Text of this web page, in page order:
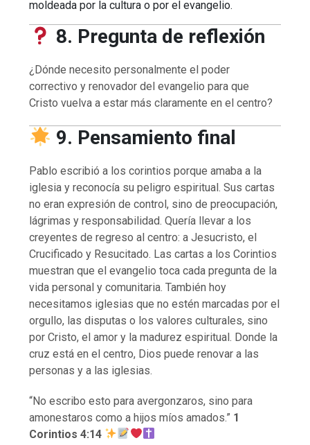
moldeada por la cultura o por el evangelio.
8. Pregunta de reflexión
¿Dónde necesito personalmente el poder
correctivo y renovador del evangelio para que
Cristo vuelva a estar más claramente en el centro?
9. Pensamiento final
Pablo escribió a los corintios porque amaba a la
iglesia y reconocía su peligro espiritual. Sus cartas
no eran expresión de control, sino de preocupación,
lágrimas y responsabilidad. Quería llevar a los
creyentes de regreso al centro: a Jesucristo, el
Crucificado y Resucitado. Las cartas a los Corintios
muestran que el evangelio toca cada pregunta de la
vida personal y comunitaria. También hoy
necesitamos iglesias que no estén marcadas por el
orgullo, las disputas o los valores culturales, sino
por Cristo, el amor y la madurez espiritual. Donde la
cruz está en el centro, Dios puede renovar a las
personas y a las iglesias.
“No escribo esto para avergonzaros, sino para
amonestaros como a hijos míos amados.” 1
Corintios 4:14